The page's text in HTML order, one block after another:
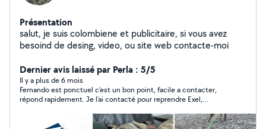
Présentation
salut, je suis colombiene et publicitaire, si vous avez
besoind de desing, video, ou site web contacte-moi
Dernier avis laissé par Perla : 5/5
Il y a plus de 6 mois
Fernando est ponctuel c’est un bon point, facile a contacter,
répond rapidement. Je l’ai contacté pour reprendre Exel,
recommande vivement.